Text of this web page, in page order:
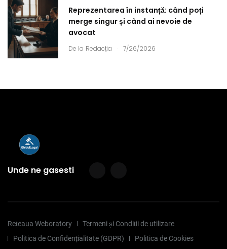
Reprezentarea în instanță: când poți
merge singur și când ai nevoie de
avocat
De la Redacția . 7/26/2026
Unde ne gasesti
Rețeaua Weboratory
Termeni și Condiții de utilizare
Politica de Confidențialitate (GDPR)
Politica de Cookies